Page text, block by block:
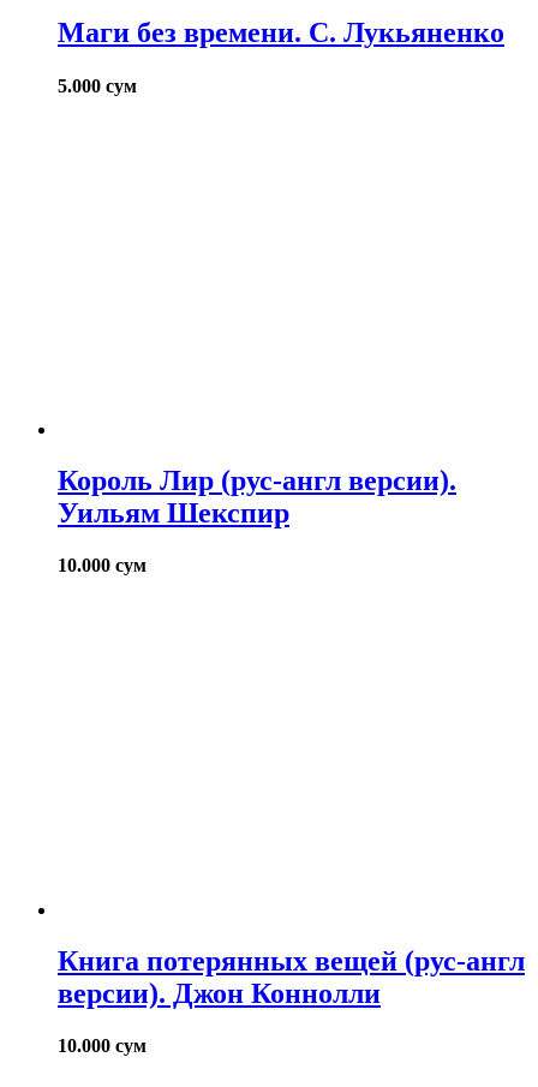
Маги без времени. С. Лукьяненко
5.000 сум
Король Лир (рус-англ версии).
Уильям Шекспир
10.000 сум
Книга потерянных вещей (рус-англ
версии). Джон Коннолли
10.000 сум